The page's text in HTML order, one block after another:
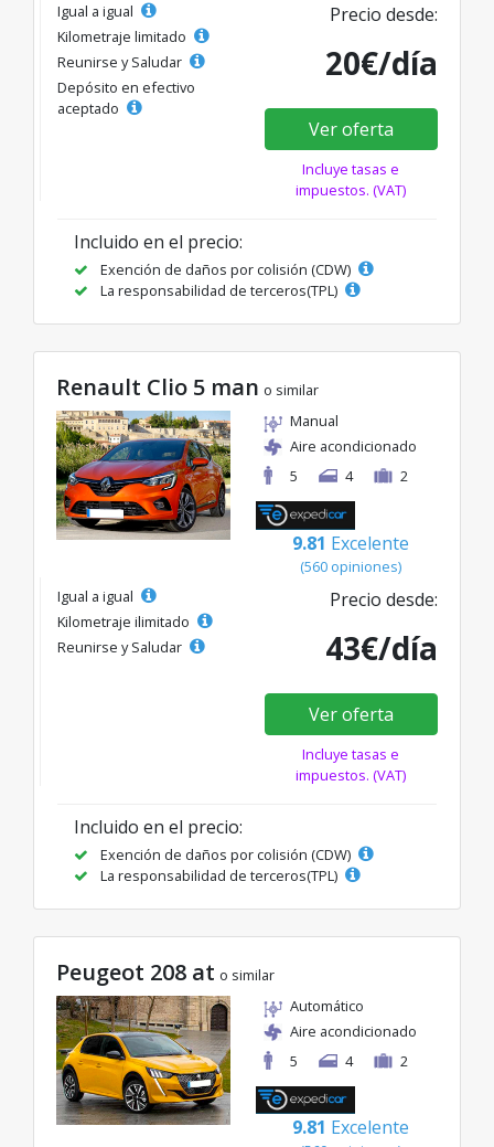
Igual a igual
Kilometraje limitado
Reunirse y Saludar
Depósito en efectivo
aceptado
Precio desde:
20€/día
Ver oferta
Incluye tasas e
impuestos. (VAT)
Incluido en el precio:
Exención de daños por colisión (CDW)
La responsabilidad de terceros(TPL)
Renault Clio 5 man o similar
Manual
Aire acondicionado
5
4 2
9.81 Excelente
(560 opiniones)
Igual a igual
Kilometraje ilimitado
Reunirse y Saludar
Precio desde:
43€/día
Ver oferta
Incluye tasas e
impuestos. (VAT)
Incluido en el precio:
Exención de daños por colisión (CDW)
La responsabilidad de terceros(TPL)
Peugeot 208 at o similar
Automático
Aire acondicionado
5
4 2
9.81 Excelente